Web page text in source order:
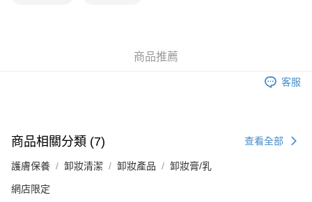
(香港門市) 只顯示可選門市。確認發貨後2-5個工作天到店，3天內
取。逾期會取消訂單，並不會安排重寄
每筆HK$20.00，滿HK$100.00或以上免運費
商品推薦
客服
商品相關分類 (7) 查看全部
護膚保養 卸妝清潔 卸妝產品 卸妝膏/乳
網店限定